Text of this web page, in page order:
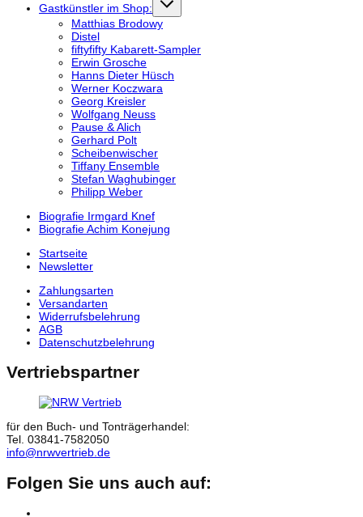
Gastkünstler im Shop:
Matthias Brodowy
Distel
fiftyfifty Kabarett-Sampler
Erwin Grosche
Hanns Dieter Hüsch
Werner Koczwara
Georg Kreisler
Wolfgang Neuss
Pause & Alich
Gerhard Polt
Scheibenwischer
Tiffany Ensemble
Stefan Waghubinger
Philipp Weber
previous
post:
Biografie Irmgard Knef
next
Biografie Achim Konejung
Startseite
Newsletter
Zahlungsarten
Versandarten
Widerrufsbelehrung
AGB
Datenschutzbelehrung
Vertriebspartner
für den Buch- und Tonträgerhandel:
Tel. 03841-7582050
info@nrwvertrieb.de
Folgen Sie uns auch auf: